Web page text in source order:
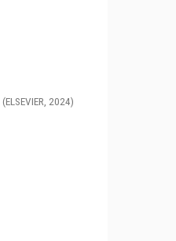
(ELSEVIER, 2024)